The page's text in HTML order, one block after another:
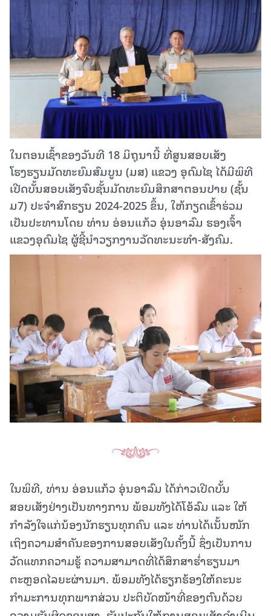
ໃນຕອນເຊົ້າຂອງວັນທີ 18 ມິຖຸນານີ້ ທີ່ສູນສອບເສັງ
ໂຮງຮຽນມັດທະຍົມສົມບູນ (ມສ) ແຂວງ ອຸດົມໄຊ ໄດ້ມີພິທີ
ເປີດບັ້ນສອບເສັງຈົບຊັ້ນມັດທະຍົມສຶກສາຕອນປາຍ (ຊັ້ນ
ມ7) ປະຈຳສົກຮຽນ 2024-2025 ຂຶ້ນ, ໃຫ້ກຽດເຂົ້າຮ່ວມ
ເປັນປະທານໂດຍ ທ່ານ ອ່ອນແກ້ວ ອຸ່ນອາລົມ ຮອງເຈົ້າ
ແຂວງອຸດົມໄຊ ຜູ້ຊີ້ນຳວຽກງານວັດທະນະທຳ-ສັງຄົມ.
ໃນພິທີ, ທ່ານ ອ່ອນແກ້ວ ອຸ່ນອາລົມ ໄດ້ກ່າວເປີດບັ້ນ
ສອບເສັງຢ່າງເປັນທາງການ ພ້ອມທັງໄດ້ໂອ້ລົມ ແລະ ໃຫ້
ກຳລັງໃຈແກ່ນ້ອງນັກຮຽນທຸກຄົນ ແລະ ທ່ານໄດ້ເນັ້ນໜັກ
ເຖິງຄວາມສຳຄັນຂອງການສອບເສັງໃນຄັ້ງນີ້ ຊຶ່ງເປັນການ
ວັດແທກຄວາມຮູ້ ຄວາມສາມາດທີ່ໄດ້ສຶກສາຮ່ຳຮຽນມາ
ຕະຫຼອດໄລຍະຜ່ານມາ. ພ້ອມທັງໄດ້ຮຽກຮ້ອງໃຫ້ຄະນະ
ກຳມະການທຸກພາກສ່ວນ ປະຕິບັດໜ້າທີ່ຂອງຕົນດ້ວຍ